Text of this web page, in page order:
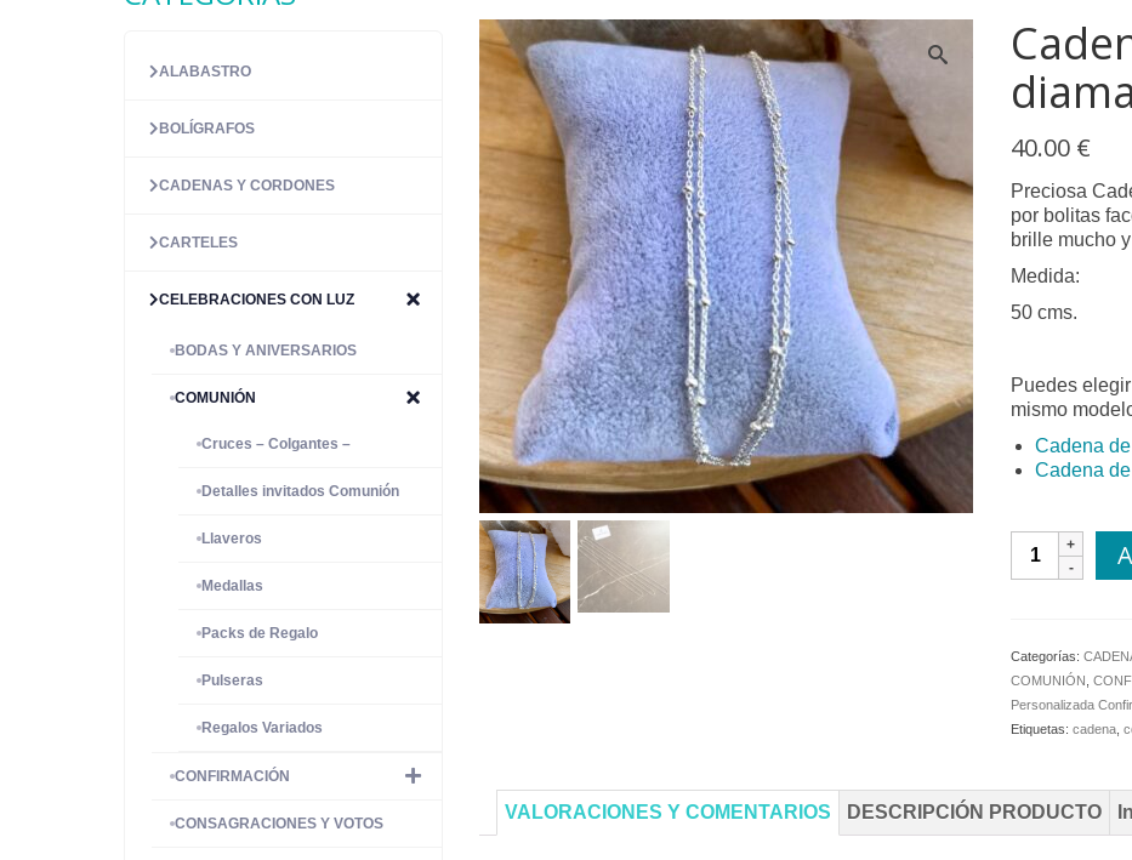
40.00 €
Preciosa
por bolitas
brille mucho
Medida:
50 cms.
Puedes
mismo
Cadena
Cadena
Cadena
de
cms
cantidad
Categorías:
COMUNIÓN ,
Personalizada
Etiquetas:cadena ,
VALORACIONES Y COMENTARIOS DESCRIPCIÓN PRODUCTO
ALABASTRO
BOLÍGRAFOS
CADENAS Y CORDONES
CARTELES
CELEBRACIONES CON LUZ
BODAS Y ANIVERSARIOS
COMUNIÓN
Cruces – Colgantes –
Detalles invitados Comunión
Llaveros
Medallas
Packs de Regalo
Pulseras
Regalos Variados
CONFIRMACIÓN
CONSAGRACIONES Y VOTOS